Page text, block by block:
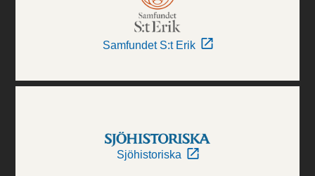
Samfundet S:t Erik
Sjöhistoriska